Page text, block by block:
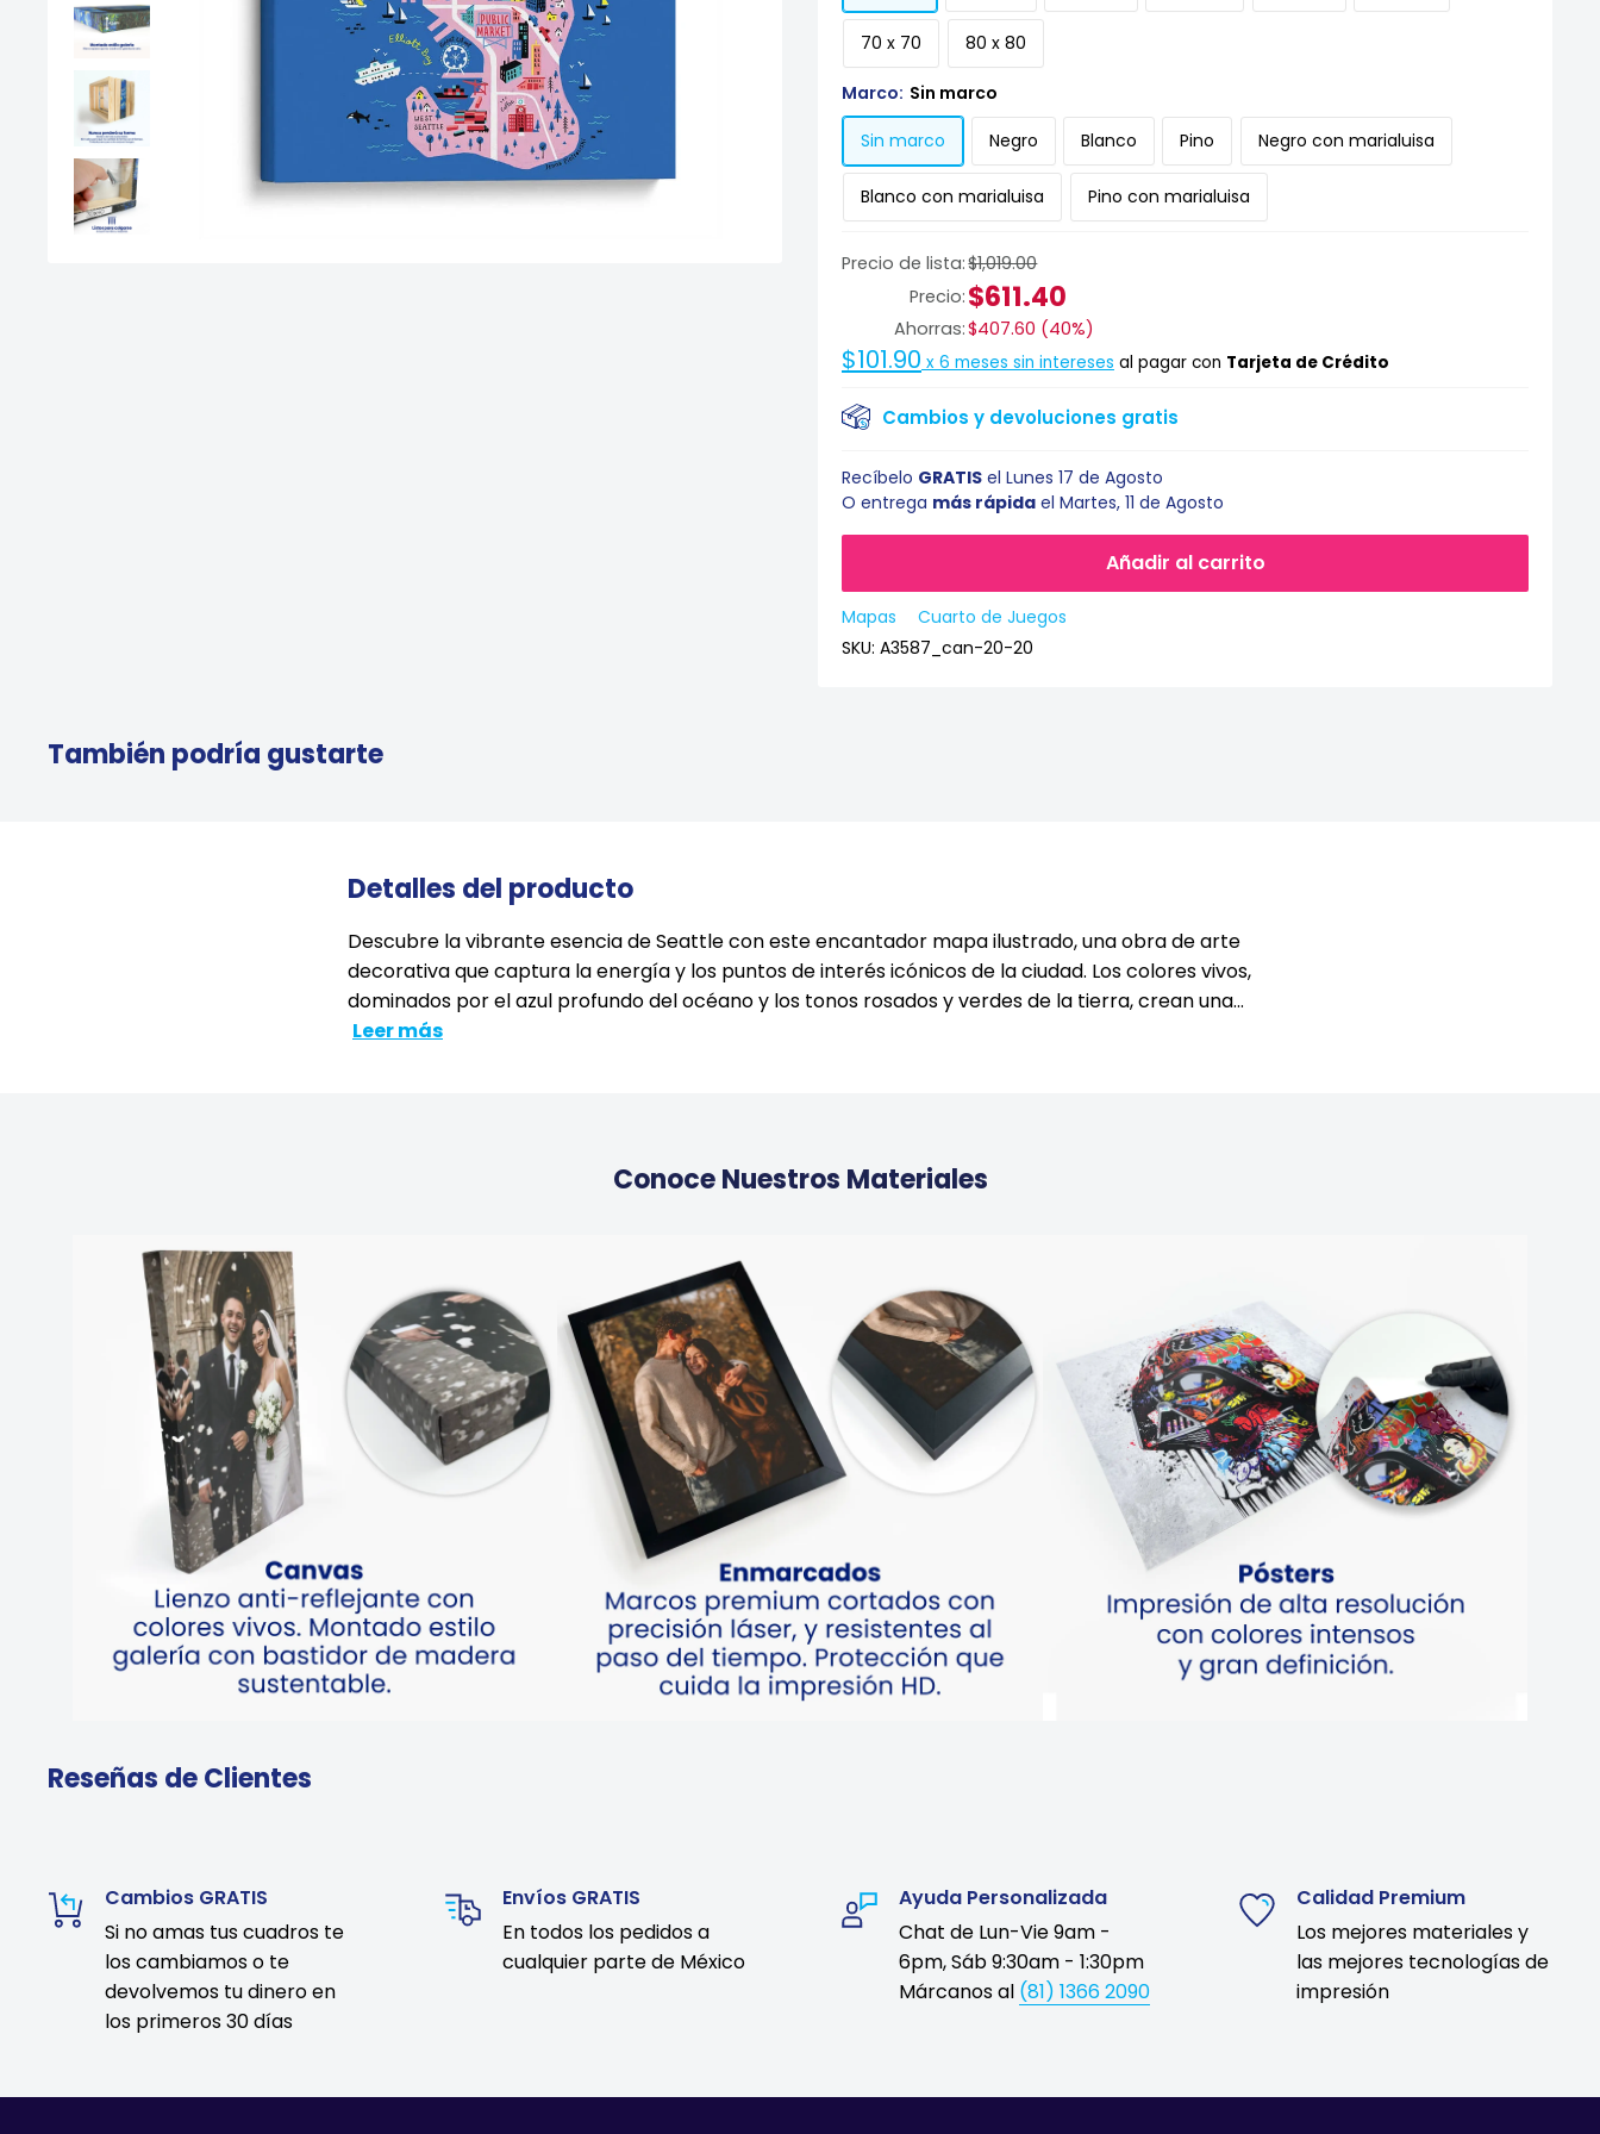
Precio de lista:$1,019.00
Precio: $611.40
Ahorras:$407.60 (40%)
$101.90 x 6 meses sin intereses al pagar con Tarjeta de Crédito
Cambios y devoluciones gratis
70 x 70 80 x 80
Marco: Sin marco
Sin marco Negro Blanco Pino Negro con marialuisa
Blanco con marialuisa Pino con marialuisa
Añadir al carrito
Recíbelo GRATIS el Lunes 17 de Agosto
O entrega más rápida el Martes, 11 de Agosto
Mapas
Cuarto de Juegos
SKU: A3587_can-20-20
También podría gustarte
Detalles del producto
Descubre la vibrante esencia de Seattle con este encantador mapa ilustrado, una obra de arte
decorativa que captura la energía y los puntos de interés icónicos de la ciudad. Los colores vivos,
dominados por el azul profundo del océano y los tonos rosados y verdes de la tierra, crean una...
Leer más
Conoce Nuestros Materiales
Reseñas de Clientes
Cambios GRATIS
Si no amas tus cuadros te
los cambiamos o te
devolvemos tu dinero en
los primeros 30 días
Envíos GRATIS
En todos los pedidos a
cualquier parte de México
Ayuda Personalizada
Chat de Lun-Vie 9am -
6pm, Sáb 9:30am - 1:30pm
Márcanos al (81) 1366 2090
Calidad Premium
Los mejores materiales y
las mejores tecnologías de
impresión